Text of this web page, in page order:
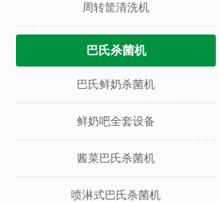
周转筐清洗机
巴氏杀菌机
巴氏鲜奶杀菌机
鲜奶吧全套设备
酱菜巴氏杀菌机
喷淋式巴氏杀菌机